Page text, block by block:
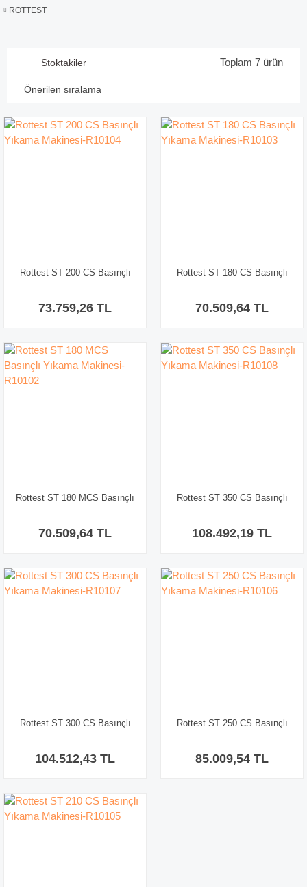
ROTTEST
Stoktakiler Toplam 7 ürün
Rottest ST 200 CS Basınçlı
73.759,26 TL
Rottest ST 180 CS Basınçlı
70.509,64 TL
Rottest ST 180 MCS Basınçlı
70.509,64 TL
Rottest ST 350 CS Basınçlı
108.492,19 TL
Rottest ST 300 CS Basınçlı
104.512,43 TL
Rottest ST 250 CS Basınçlı
85.009,54 TL